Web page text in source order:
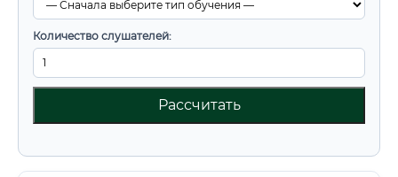
Количество слушателей:
Рассчитать